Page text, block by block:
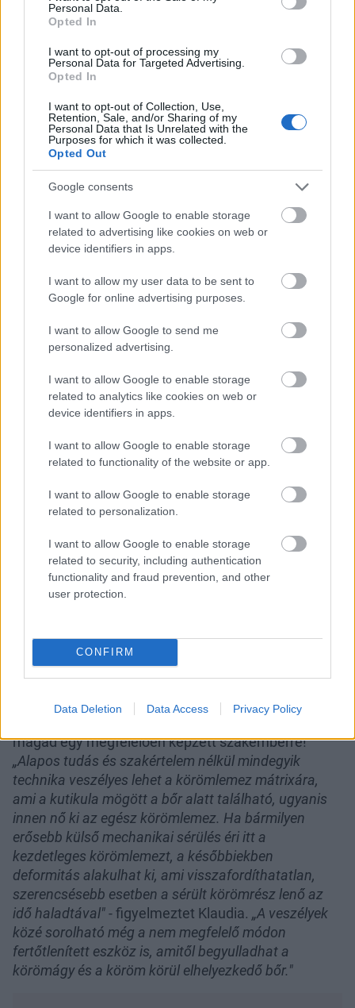
Personal Data.
Opted In
I want to opt-out of processing my
Personal Data for Targeted Advertising.
Opted In
I want to opt-out of Collection, Use,
Retention, Sale, and/or Sharing of my
Personal Data that Is Unrelated with the
Purposes for which it was collected.
Opted Out
Google consents
I want to allow Google to enable storage
related to advertising like cookies on web or
device identifiers in apps.
I want to allow my user data to be sent to
Google for online advertising purposes.
I want to allow Google to send me
personalized advertising.
I want to allow Google to enable storage
related to analytics like cookies on web or
device identifiers in apps.
I want to allow Google to enable storage
related to functionality of the website or app.
I want to allow Google to enable storage
related to personalization.
I want to allow Google to enable storage
related to security, including authentication
functionality and fraud prevention, and other
user protection.
CONFIRM
Data Deletion Data Access Privacy Policy
manikűr, és Klaudia szerint ez a technika a
legelterjedtebb, hiszen segítségével kivitelezhető
egyébként.„Azorosz manikűregy gépi kezelés,
amely kifejezetten nagy hangsúlyt fektet a kutikula
tökéletes eltávolítására, és az eredmény mindig
magáért beszél. A hagyományostól eltérően itt nem
csak bőrfeltolót és bőrvágó ollót használnak a
szakemberek, hanem különböző gyémántporos
elválasztjuk a bőrt a körömlemeztől, majd
maradéktalanul eltávolítjuk azt különféle eszközök
segítségével"- fejti ki részletesen a köröm stylist.
magad egy megfelelően képzett szakemberre!
„Alapos tudás és szakértelem nélkül mindegyik
technika veszélyes lehet a körömlemez mátrixára,
ami a kutikula mögött a bőr alatt található, ugyanis
innen nő ki az egész körömlemez. Ha bármilyen
erősebb külső mechanikai sérülés éri itt a
kezdetleges körömlemezt, a későbbiekben
deformitás alakulhat ki, ami visszafordíthatatlan,
szerencsésebb esetben a sérült körömrész lenő az
idő haladtával"- figyelmeztet Klaudia. „A veszélyek
közé sorolható még a nem megfelelő módon
fertőtlenített eszköz is, amitől begyulladhat a
körömágy és a köröm körül elhelyezkedő bőr."